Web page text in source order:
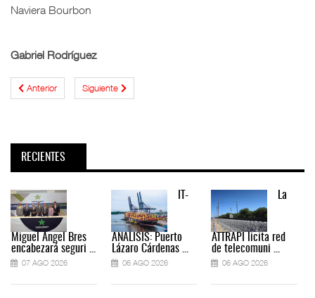
Naviera Bourbon
Gabriel Rodríguez
Anterior Siguiente
RECIENTES
Miguel Ángel Bres
encabezará seguri ...
07 AGO 2026
IT-
ANÁLISIS: Puerto
Lázaro Cárdenas ...
06 AGO 2026
La
ATTRAPI licita red
de telecomuni ...
06 AGO 2026